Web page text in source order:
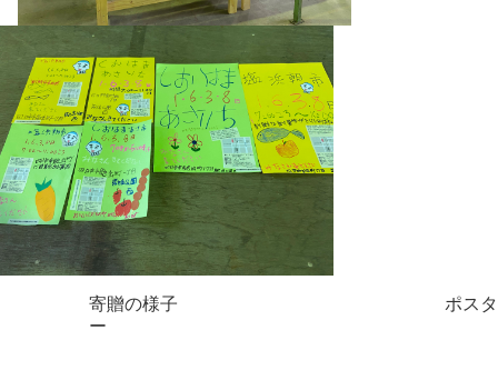
寄贈の様子
ポスタ
ー